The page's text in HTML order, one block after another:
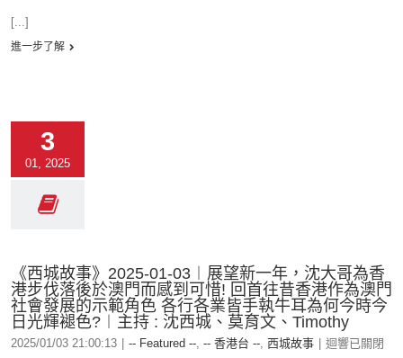
[...]
進一步了解
3
01, 2025
《西城故事》2025-01-03︱展望新一年，沈大哥為香
港步伐落後於澳門而感到可惜! 回首往昔香港作為澳門
社會發展的示範角色 各行各業皆手執牛耳為何今時今
日光輝褪色?︱主持 : 沈西城、莫育文、Timothy
2025/01/03 21:00:13 -- Featured --, -- 香港台 --, 西城故事 迴響已關閉